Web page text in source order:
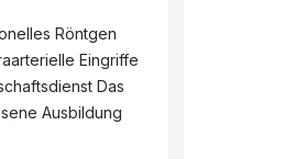
Röntgen
Eingriffe
Das
Ausbildung